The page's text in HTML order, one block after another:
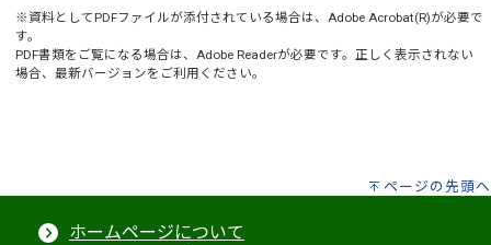
※資料としてPDFファイルが添付されている場合は、Adobe Acrobat(R)が必要で
す。
PDF書類をご覧になる場合は、Adobe Readerが必要です。正しく表示されない
場合、最新バージョンをご利用ください。
ページの先頭へ
ホームページについて